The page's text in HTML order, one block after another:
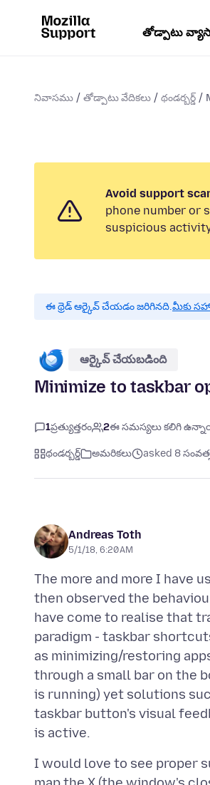
తోడ్పాటు
నివాసము తోడ్పాటు వేదికలు థండర్బర్డ్
Avoid support
phone number or
suspicious
ఈ థ్రెడ్ ఆర్కైవ్ చేయడం జరిగినది.మీకు
ఆర్కైవ్ చేయబడింది
Minimize to taskbar
1ప్రత్యుత్తరం 2ఈ సమస్యలు కలిగి
థండర్బర్డ్ అమరికలు asked 8
Andreas Toth
5/1/18, 6:20 AM
The more and more I have
then observed the
have come to realise that
paradigm - taskbar
as minimizing/restoring
through a small bar on the
is running) yet solutions
taskbar button's visual
I would love to see proper